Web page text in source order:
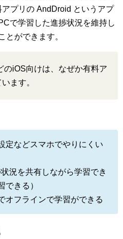
プリの AndDroid というアプ
で学習した進捗状況を維持し
とができます。
のiOS向けは、なぜか有料ア
ます。
定などスマホでやりにくい
況を共有しながら学習でき
できる）
オフラインで学習ができる